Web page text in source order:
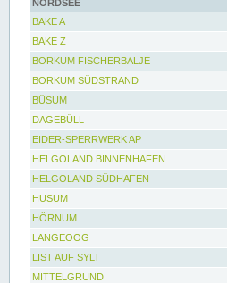
NORDSEE
BAKE A
BAKE Z
BORKUM FISCHERBALJE
BORKUM SÜDSTRAND
BÜSUM
DAGEBÜLL
EIDER-SPERRWERK AP
HELGOLAND BINNENHAFEN
HELGOLAND SÜDHAFEN
HUSUM
HÖRNUM
LANGEOOG
LIST AUF SYLT
MITTELGRUND